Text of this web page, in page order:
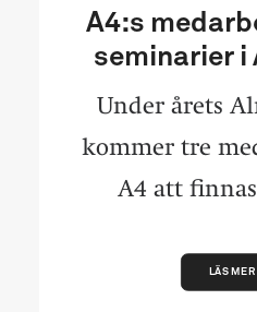
A4:s
seminarier i
Under årets
kommer tre
A4 att
LÄS MER